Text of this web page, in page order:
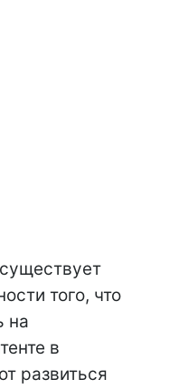
того, что
на
в
развиться